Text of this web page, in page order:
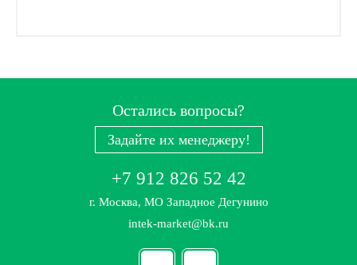
Остались вопросы?
Задайте их менеджеру!
+7 912 826 52 42
г. Москва, МО Западное Дегунино
intek-market@bk.ru